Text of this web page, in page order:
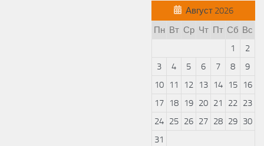
Август 2026
Пн Вт Ср Чт Пт Сб Вс
1
2
3
4 5 6 7 8
9
10
11 12 13 14 15
16
17
18 19 20 21 22 23
24 25 26 27 28 29 30
31